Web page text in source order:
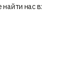
найти нас в: